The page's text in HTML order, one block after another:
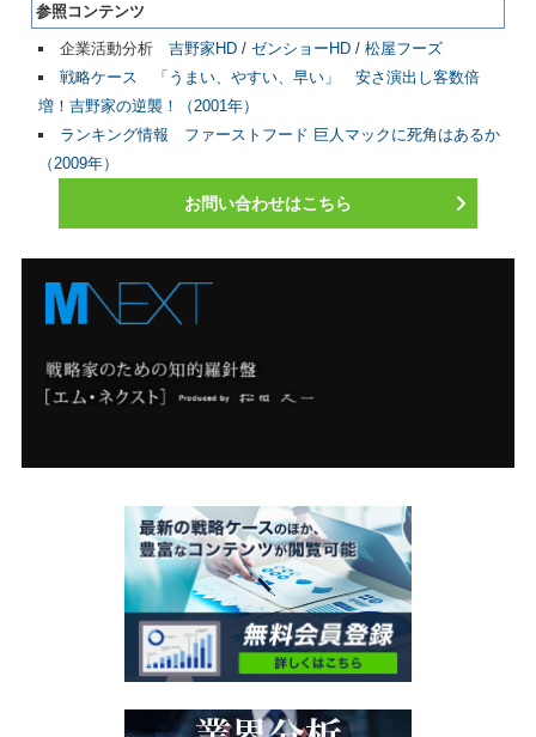
参照コンテンツ
企業活動分析吉野家HD /ゼンショーHD /松屋フーズ
戦略ケース 「うまい、やすい、早い」 安さ演出し客数倍
増！吉野家の逆襲！（2001年）
ランキング情報 ファーストフード 巨人マックに死角はあるか
（2009年）
お問い合わせはこちら